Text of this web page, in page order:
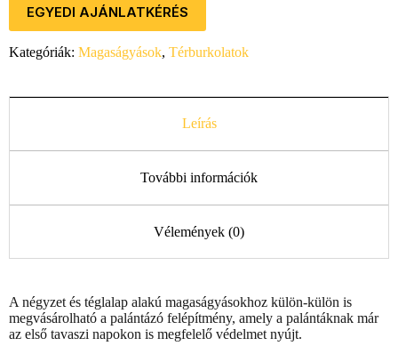
EGYEDI AJÁNLATKÉRÉS
Kategóriák: Magaságyások, Térburkolatok
Leírás
További információk
Vélemények (0)
A négyzet és téglalap alakú magaságyásokhoz külön-külön is
megvásárolható a palántázó felépítmény, amely a palántáknak már
az első tavaszi napokon is megfelelő védelmet nyújt.